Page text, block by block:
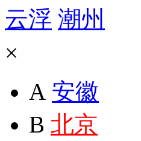
云浮 潮州
×
A 安徽
B 北京